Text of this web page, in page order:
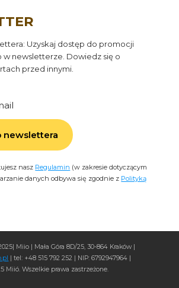
Uzyskaj dostęp do promocji
w newsletterze. Dowiedz się o
przed innymi.
newslettera
nasz Regulamin (w zakresie dotyczącym
danych odbywa się zgodnie z Polityką
Miio | Mała Góra 8D/25, 30-864 Kraków |
| tel: +48 515 792 252 | NIP: 6792947964 |
Miió. Wszelkie prawa zastrzeżone.